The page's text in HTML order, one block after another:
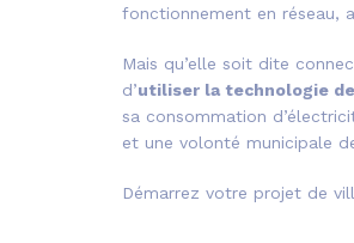
fonctionnement en réseau,
Mais qu’elle soit dite
d’utiliser la technologie
sa consommation
et une volonté municipale
Démarrez votre projet de